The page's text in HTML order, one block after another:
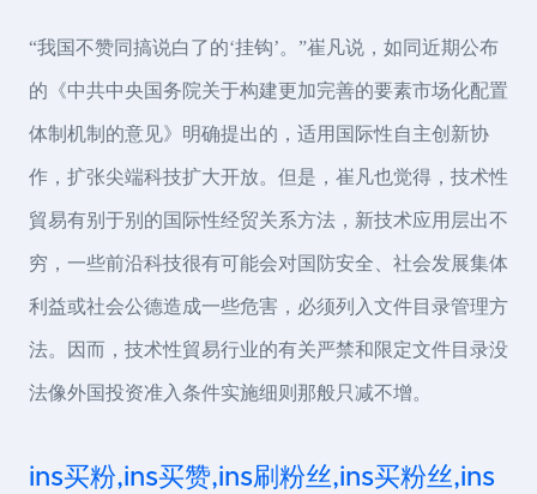
“我国不赞同搞说白了的‘挂钩’。”崔凡说，如同近期公布
的《中共中央国务院关于构建更加完善的要素市场化配置
体制机制的意见》明确提出的，适用国际性自主创新协
作，扩张尖端科技扩大开放。但是，崔凡也觉得，技术性
貿易有别于别的国际性经贸关系方法，新技术应用层出不
穷，一些前沿科技很有可能会对国防安全、社会发展集体
利益或社会公德造成一些危害，必须列入文件目录管理方
法。因而，技术性貿易行业的有关严禁和限定文件目录没
法像外国投资准入条件实施细则那般只减不增。
ins买粉,ins买赞,ins刷粉丝,ins买粉丝,ins